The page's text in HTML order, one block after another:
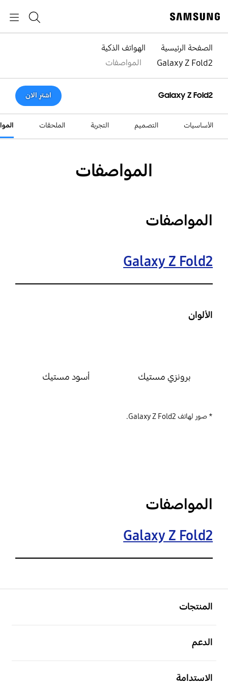
الصفحة الرئيسية
الهواتف الذكية
Galaxy Z Fold2
المواصفات
Galaxy Z Fold2 اشترِ الان
الأساسيات التصميم التجربة الملحقات
المواصفات
المواصفات
Galaxy Z Fold2
الألوان
برونزي مستيك أسود مستيك
* صور لهاتف Galaxy Z Fold2.
المواصفات
Galaxy Z Fold2
المنتجات
الدعم
الاستدامة